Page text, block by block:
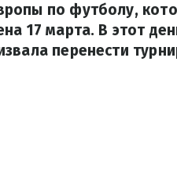
по футболу,
17 марта. В этот
перенести